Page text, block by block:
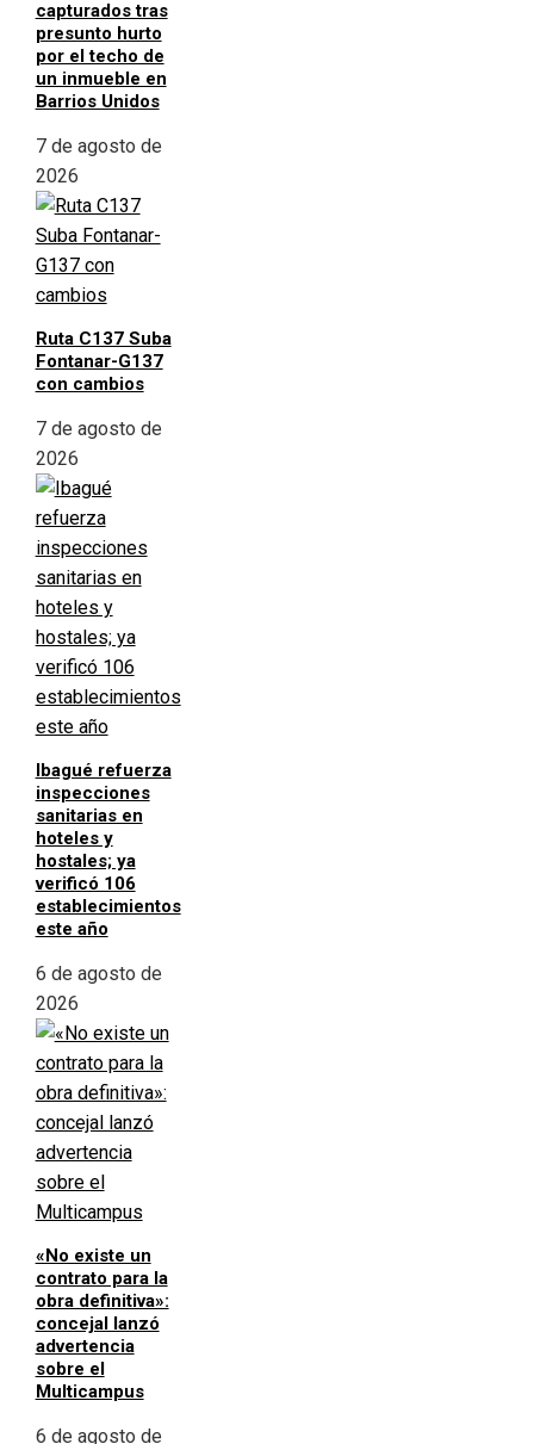
capturados tras
presunto hurto
por el techo de
un inmueble en
Barrios Unidos
7 de agosto de
2026
Ruta C137 Suba
Fontanar-G137
con cambios
7 de agosto de
2026
Ibagué refuerza
inspecciones
sanitarias en
hoteles y
hostales; ya
verificó 106
establecimientos
este año
6 de agosto de
2026
«No existe un
contrato para la
obra definitiva»:
concejal lanzó
advertencia
sobre el
Multicampus
6 de agosto de